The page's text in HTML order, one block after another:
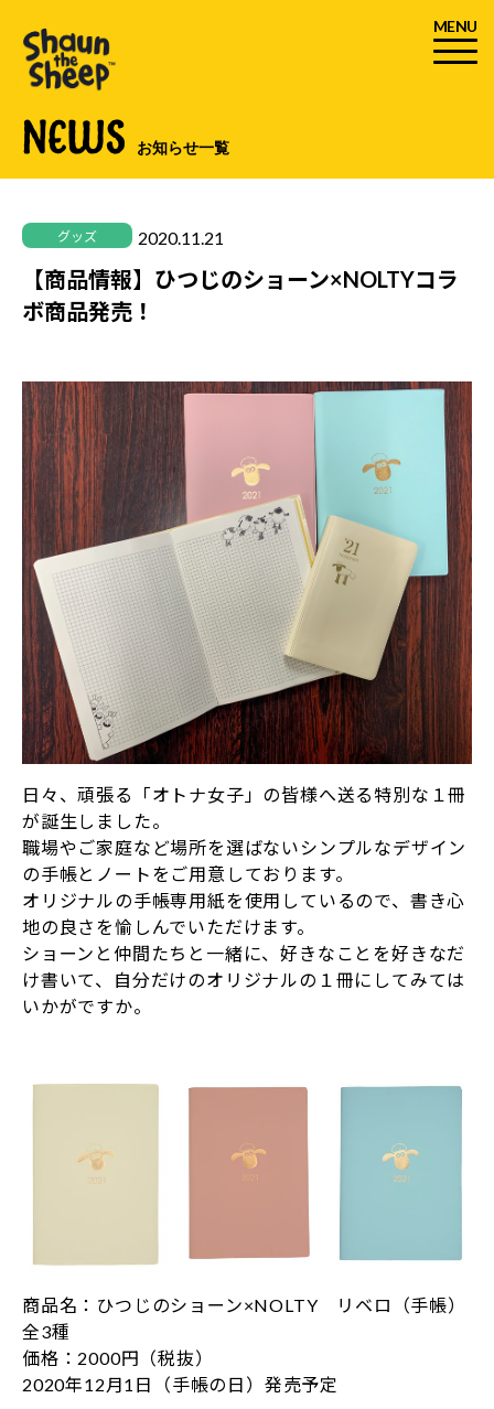
MENU
NEWS お知らせ一覧
グッズ 2020.11.21
【商品情報】ひつじのショーン×NOLTYコラ
ボ商品発売！
日々、頑張る「オトナ女子」の皆様へ送る特別な１冊
が誕生しました。
職場やご家庭など場所を選ばないシンプルなデザイン
の手帳とノートをご用意しております。
オリジナルの手帳専用紙を使用しているので、書き心
地の良さを愉しんでいただけます。
ショーンと仲間たちと一緒に、好きなことを好きなだ
け書いて、自分だけのオリジナルの１冊にしてみては
いかがですか。
商品名：ひつじのショーン×NOLTY リベロ（手帳）
全3種
価格：2000円（税抜）
2020年12月1日（手帳の日）発売予定